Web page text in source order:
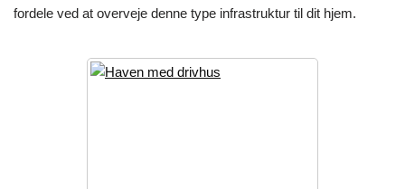
fordele ved at overveje denne type infrastruktur til dit hjem.